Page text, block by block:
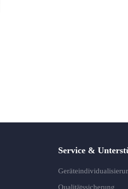
Service &
Qualitätssicherung